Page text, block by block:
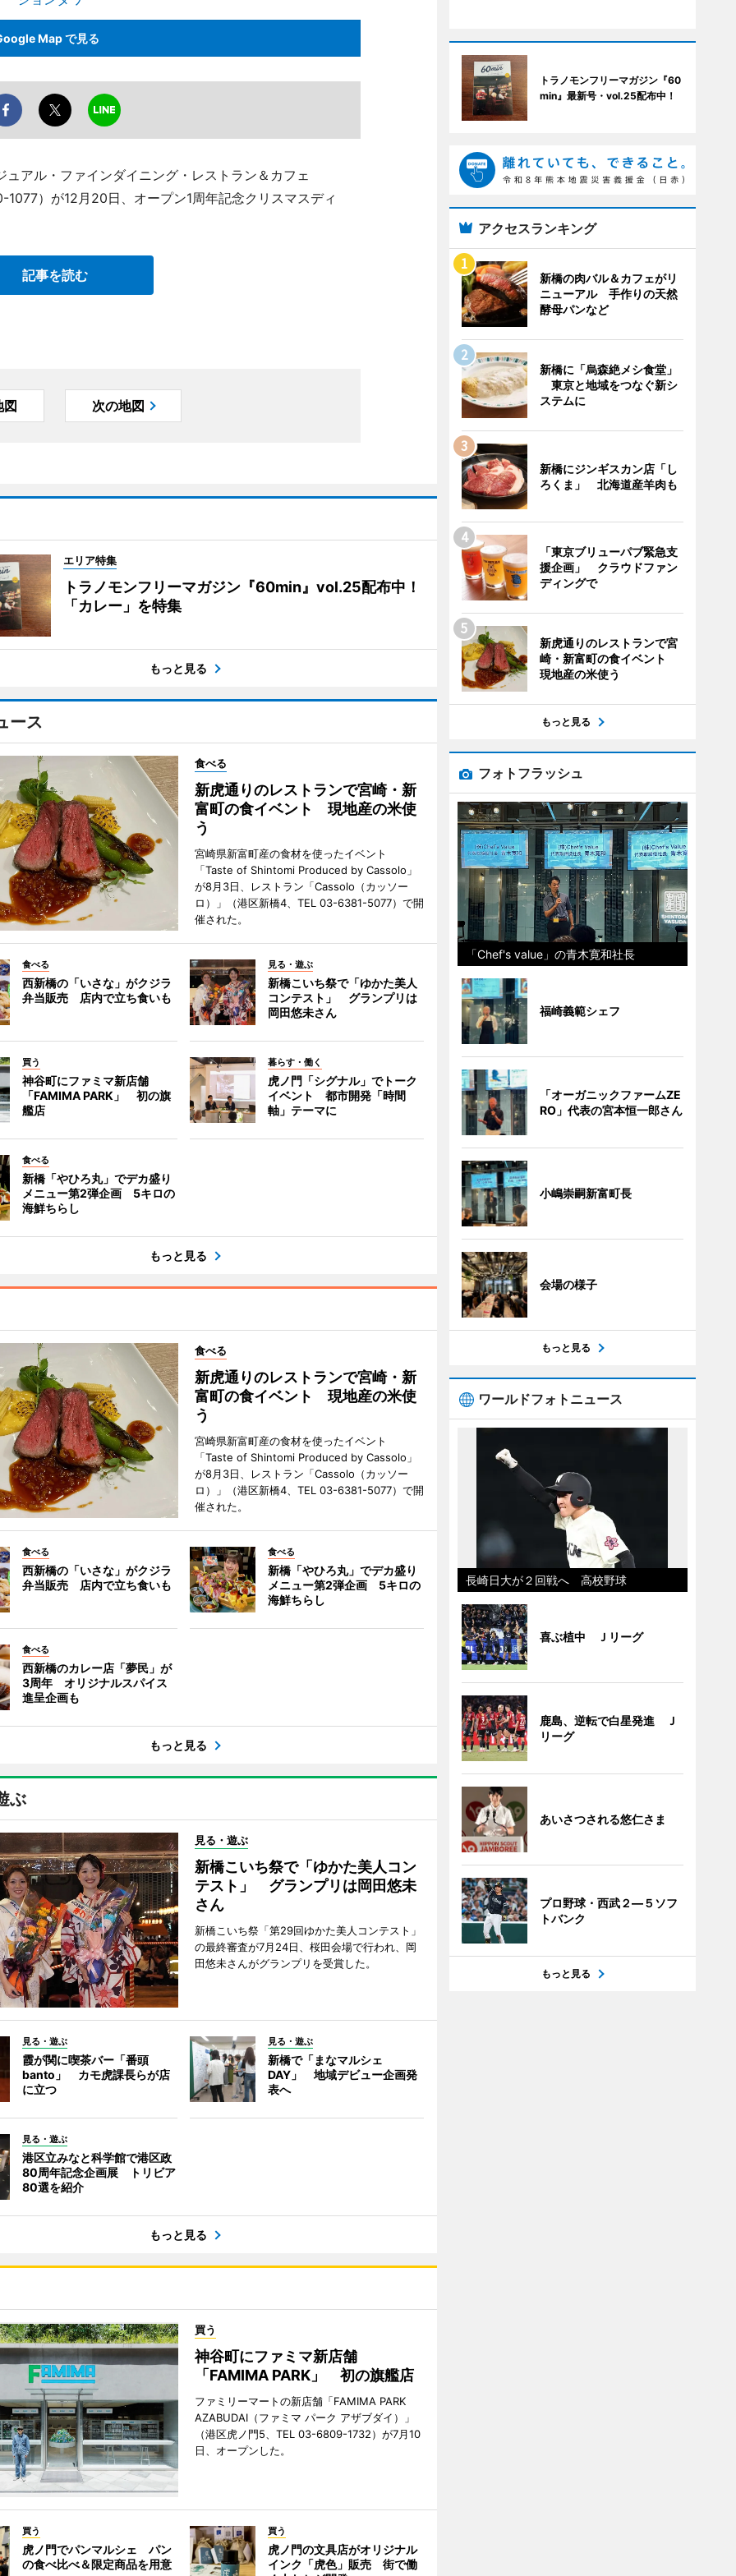
Map で見る
アル・ファインダイニング・レストラン＆カフェ
）が12月20日、オープン1周年記念クリスマスディ
記事を読む
図 次の地図
エリア特集
トラノモンフリーマガジン『60min』vol.25配布中！
「カレー」を特集
もっと見る
ース
食べる
新虎通りのレストランで宮崎・新
富町の食イベント 現地産の米使
う
宮崎県新富町産の食材を使ったイベント
「Taste of Shintomi Produced by Cassolo」
が8月3日、レストラン「Cassolo（カッソー
ロ）」（港区新橋4、TEL 03-6381-5077）で開
催された。
食べる
西新橋の「いさな」がクジラ
弁当販売 店内で立ち食いも
見る・遊ぶ
新橋こいち祭で「ゆかた美人
コンテスト」 グランプリは
岡田悠未さん
買う
神谷町にファミマ新店舗
「FAMIMA PARK」 初の旗
艦店
暮らす・働く
虎ノ門「シグナル」でトーク
イベント 都市開発「時間
軸」テーマに
食べる
新橋「やひろ丸」でデカ盛り
メニュー第2弾企画 5キロの
海鮮ちらし
もっと見る
食べる
新虎通りのレストランで宮崎・新
富町の食イベント 現地産の米使
う
宮崎県新富町産の食材を使ったイベント
「Taste of Shintomi Produced by Cassolo」
が8月3日、レストラン「Cassolo（カッソー
ロ）」（港区新橋4、TEL 03-6381-5077）で開
催された。
食べる
西新橋の「いさな」がクジラ
弁当販売 店内で立ち食いも
食べる
新橋「やひろ丸」でデカ盛り
メニュー第2弾企画 5キロの
海鮮ちらし
食べる
西新橋のカレー店「夢民」が
3周年 オリジナルスパイス
進呈企画も
もっと見る
ぶ
見る・遊ぶ
新橋こいち祭で「ゆかた美人コン
テスト」 グランプリは岡田悠未
さん
新橋こいち祭「第29回ゆかた美人コンテスト」
の最終審査が7月24日、桜田会場で行われ、岡
田悠未さんがグランプリを受賞した。
見る・遊ぶ
霞が関に喫茶バー「番頭
banto」 カモ虎課長らが店
に立つ
見る・遊ぶ
新橋で「まなマルシェ
DAY」 地域デビュー企画発
表へ
見る・遊ぶ
港区立みなと科学館で港区政
80周年記念企画展 トリビア
80選を紹介
もっと見る
買う
神谷町にファミマ新店舗
「FAMIMA PARK」 初の旗艦店
ファミリーマートの新店舗「FAMIMA PARK
AZABUDAI（ファミマ パーク アザブダイ）」
（港区虎ノ門5、TEL 03-6809-1732）が7月10
日、オープンした。
買う
虎ノ門でパンマルシェ パン
の食べ比べ＆限定商品を用意
買う
虎ノ門の文具店がオリジナル
インク「虎色」販売 街で働
トラノモンフリーマガジン『60
min』最新号・vol.25配布中！
アクセスランキング
新橋の肉バル＆カフェがリ
ニューアル 手作りの天然
酵母パンなど
新橋に「烏森絶メシ食堂」
東京と地域をつなぐ新シ
ステムに
新橋にジンギスカン店「し
ろくま」 北海道産羊肉も
「東京ブリューパブ緊急支
援企画」 クラウドファン
ディングで
新虎通りのレストランで宮
崎・新富町の食イベント
現地産の米使う
もっと見る
フォトフラッシュ
「Chef's value」の青木寛和社長
福崎義範シェフ
「オーガニックファームZE
RO」代表の宮本恒一郎さん
小嶋崇嗣新富町長
会場の様子
もっと見る
ワールドフォトニュース
長崎日大が２回戦へ 高校野球
喜ぶ植中 Ｊリーグ
鹿島、逆転で白星発進 Ｊ
リーグ
あいさつされる悠仁さま
プロ野球・西武２―５ソフ
トバンク
もっと見る